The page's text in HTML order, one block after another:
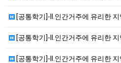
[공통학기]-II.인간거주에 유리한 지
[공통학기]-II.인간거주에 유리한 지
[공통학기]-II.인간거주에 유리한 지